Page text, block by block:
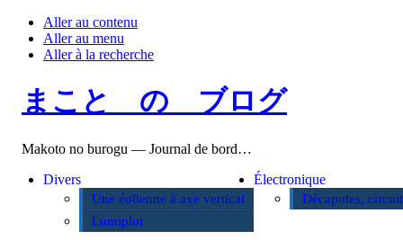
Aller au contenu
Aller au menu
Aller à la recherche
まこと の ブログ
Makoto no burogu — Journal de bord…
Divers
Une éolienne à axe vertical
Lumiplot
Électronique
Décapotes,